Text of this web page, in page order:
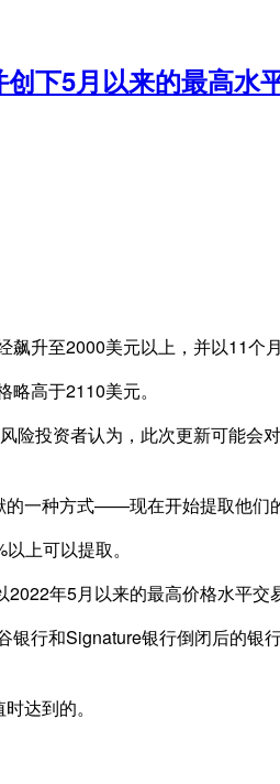
下5月以来的最高水
飙升至2000美元以上，并以11个
高于2110美元。
险投资者认为，此次更新可能会
一种方式——现在开始提取他们
上可以提取。
年5月以来的最高价格水平交
行和Signature银行倒闭后的银
达到的。